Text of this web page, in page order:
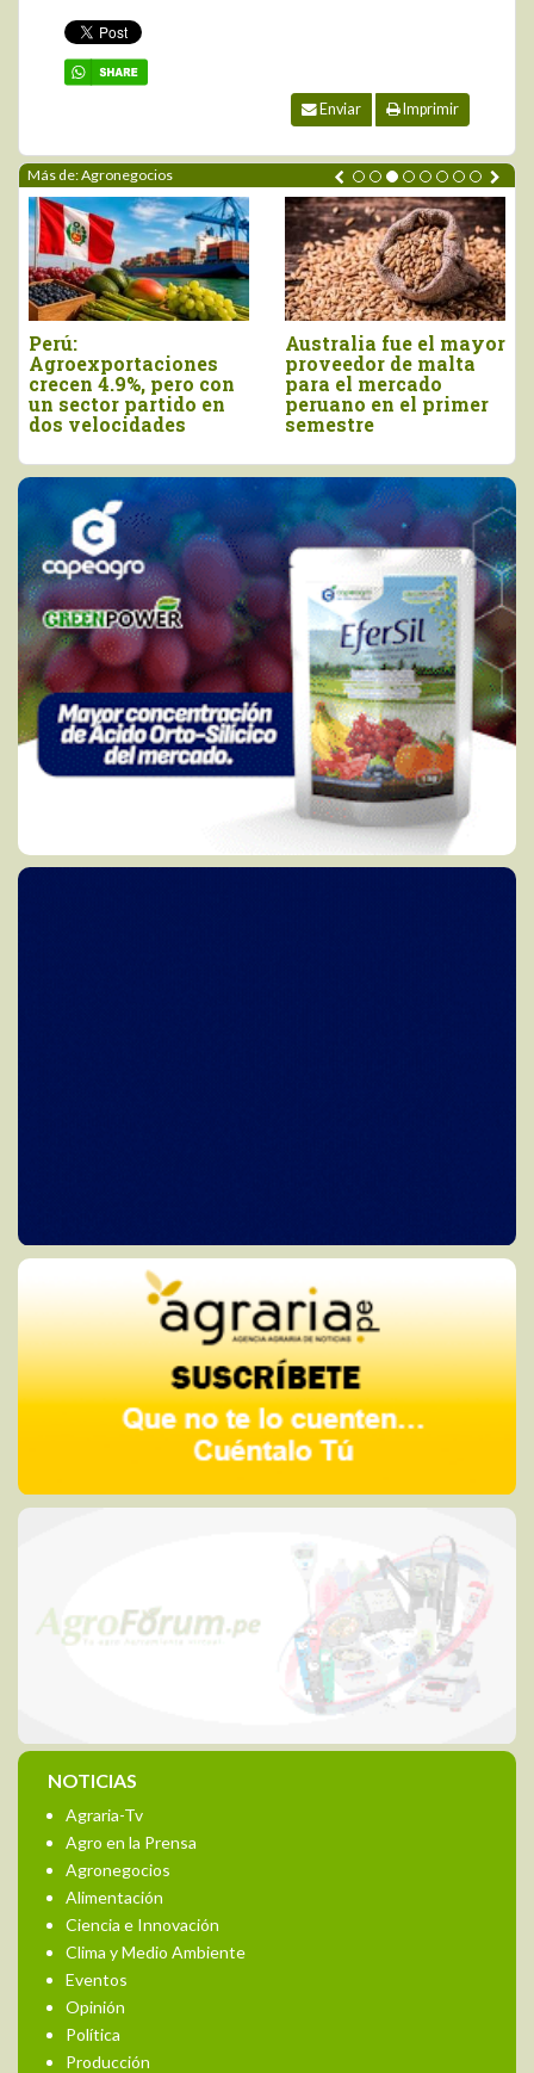
Enviar Imprimir
Más de: Agronegocios
fue el mayor
de malta
el mercado
en el primer
Agroexportaciones no
tradicionales de Perú
a Estados Unidos
cayeron en valor 17%
NOTICIAS
Agraria-Tv
Agro en la Prensa
Agronegocios
Alimentación
Ciencia e Innovación
Clima y Medio Ambiente
Eventos
Opinión
Política
Producción